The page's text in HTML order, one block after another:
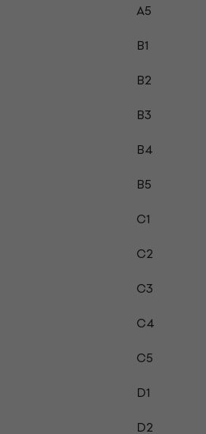
A5
B1
B2
B3
B4
B5
C1
C2
C3
C4
C5
D1
D2